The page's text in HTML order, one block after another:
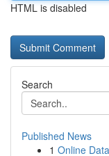
HTML is disabled
Search
Published News
1 Online